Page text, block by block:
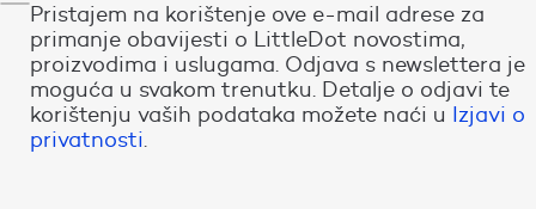
Pristajem na korištenje ove e-mail adrese za
primanje obavijesti o LittleDot novostima,
proizvodima i uslugama. Odjava s newslettera je
moguća u svakom trenutku. Detalje o odjavi te
korištenju vaših podataka možete naći u Izjavi o
privatnosti.